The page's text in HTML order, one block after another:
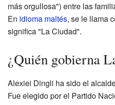
más orgullosa") entre las
En idioma maltés, se le llama
significa "La Ciudad".
¿Quién gobierna
Alexiei Dingli ha sido el
Fue elegido por el Partido